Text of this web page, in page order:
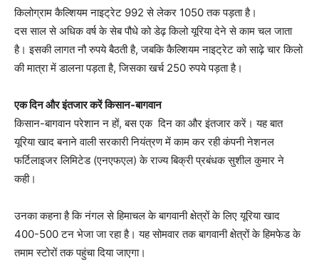
किलोग्राम कैल्शियम नाइट्रेट 992 से लेकर 1050 तक पड़ता है।
दस साल से अधिक वर्ष के सेब पौधे को डेढ़ किलो यूरिया देने से काम चल जाता
है। इसकी लागत नौ रुपये बैठती है, जबकि कैल्शियम नाइट्रेट को साढ़े चार किलो
की मात्रा में डालना पड़ता है, जिसका खर्च 250 रुपये पड़ता है।
एक दिन और इंतजार करें किसान-बागवान
किसान-बागवान परेशान न हों, बस एक दिन का और इंतजार करें। यह बात
यूरिया खाद बनाने वाली सरकारी नियंत्रण में काम कर रही कंपनी नेशनल
फर्टिलाइजर लिमिटेड (एनएफएल) के राज्य बिक्री प्रबंधक सुशील कुमार ने
कही।
उनका कहना है कि नंगल से हिमाचल के बागवानी क्षेत्रों के लिए यूरिया खाद
400-500 टन भेजा जा रहा है। यह सोमवार तक बागवानी क्षेत्रों के हिमफेड के
तमाम स्टोरों तक पहुंचा दिया जाएगा।